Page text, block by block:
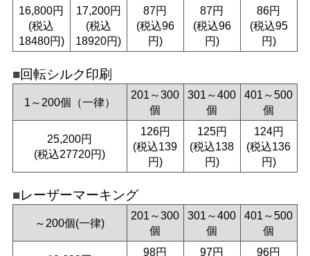
16,800円
(税込
18480円)
17,200円
(税込
18920円)
87円
(税込96
円)
87円
(税込96
円)
86円
(税込95
円)
回転シルク印刷
1～200個（一律）
201～300
個
301～400
個
401～500
個
25,200円
(税込27720円)
126円
(税込139
円)
125円
(税込138
円)
124円
(税込136
円)
レーザーマーキング
～200個(一律)
201～300
個
301～400
個
401～500
個
98円 97円 96円